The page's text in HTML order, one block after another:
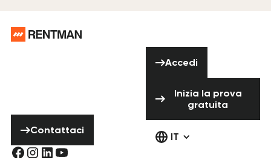
Contattaci
Accedi
Inizia la prova
gratuita
IT